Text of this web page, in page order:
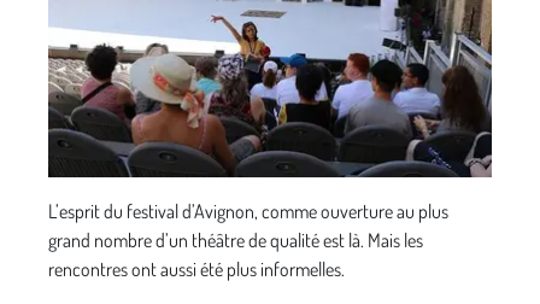
L’esprit du festival d’Avignon, comme ouverture au plus
grand nombre d’un théâtre de qualité est là. Mais les
rencontres ont aussi été plus informelles.